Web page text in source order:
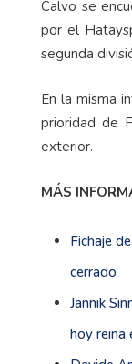
Calvo se
por el
segunda
En la misma
prioridad de
exterior.
MÁS
Fichaje
cerrado
Jannik
hoy reina